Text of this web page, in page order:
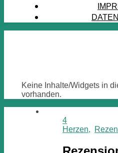
Keine Inhalte/Widgets in
vorhanden.
4
Herzen,